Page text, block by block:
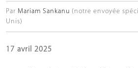
Par Mariam Sankanu (notre envoyée
Unis)
17 avril 2025